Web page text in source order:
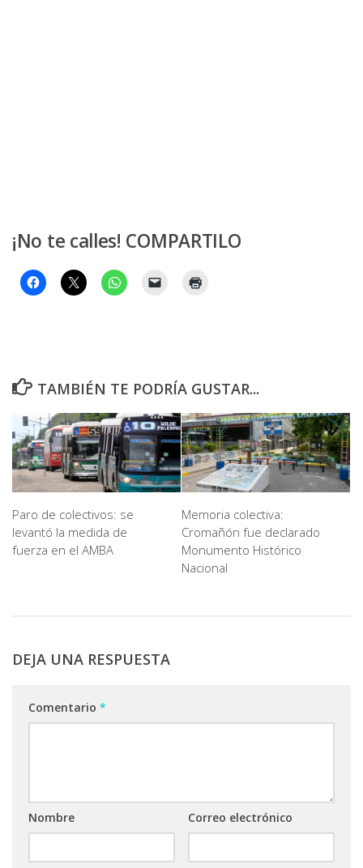
¡No te calles! COMPARTILO
TAMBIÉN TE PODRÍA GUSTAR...
Paro de colectivos: se
levantó la medida de
fuerza en el AMBA
Memoria colectiva:
Cromañón fue declarado
Monumento Histórico
Nacional
DEJA UNA RESPUESTA
Comentario *
Nombre Correo electrónico